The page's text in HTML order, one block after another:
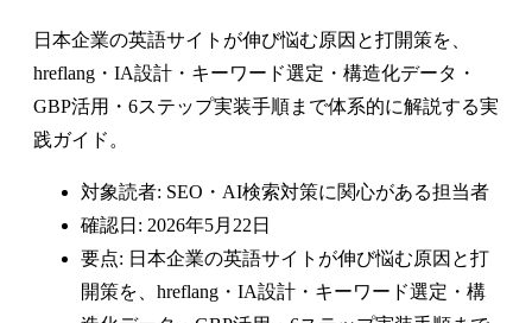
日本企業の英語サイトが伸び悩む原因と打開策を、
hreflang・IA設計・キーワード選定・構造化データ・
GBP活用・6ステップ実装手順まで体系的に解説する実
践ガイド。
対象読者: SEO・AI検索対策に関心がある担当者
確認日: 2026年5月22日
要点: 日本企業の英語サイトが伸び悩む原因と打
開策を、hreflang・IA設計・キーワード選定・構